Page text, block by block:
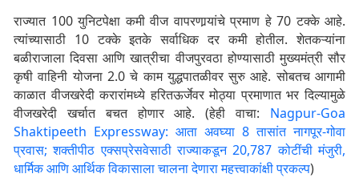
राज्यात 100 युनिटपेक्षा कमी वीज वापरणार्‍यांचे प्रमाण हे 70 टक्के आहे.
त्यांच्यासाठी 10 टक्के इतके सर्वाधिक दर कमी होतील. शेतकऱ्यांना
बळीराजाला दिवसा आणि खात्रीचा वीजपुरवठा होण्यासाठी मुख्यमंत्री सौर
कृषी वाहिनी योजना 2.0 चे काम युद्धपातळीवर सुरु आहे. सोबतच आगामी
काळात वीजखरेदी करारांमध्ये हरितऊर्जेवर मोठ्या प्रमाणात भर दिल्यामुळे
वीजखरेदी खर्चात बचत होणार आहे. (हेही वाचा: Nagpur-Goa
Shaktipeeth Expressway: आता अवघ्या 8 तासांत नागपूर-गोवा
प्रवास; शक्तीपीठ एक्सप्रेसवेसाठी राज्याकडून 20,787 कोटींची मंजुरी,
धार्मिक आणि आर्थिक विकासाला चालना देणारा महत्त्वाकांक्षी प्रकल्प)